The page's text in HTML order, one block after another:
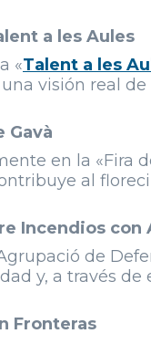
a les Aules
«Talent a les
visión real
Gavà
en la «Fira
al
Incendios con
de
y, a través
Fronteras